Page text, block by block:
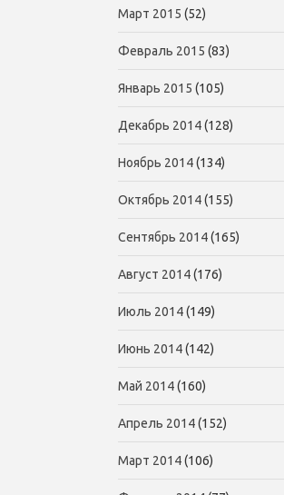
Март 2015 (52)
Февраль 2015 (83)
Январь 2015 (105)
Декабрь 2014(128)
Ноябрь 2014(134)
Октябрь 2014(155)
Сентябрь 2014(165)
Август 2014(176)
Июль 2014(149)
Июнь 2014(142)
Май 2014(160)
Апрель 2014(152)
Март 2014(106)